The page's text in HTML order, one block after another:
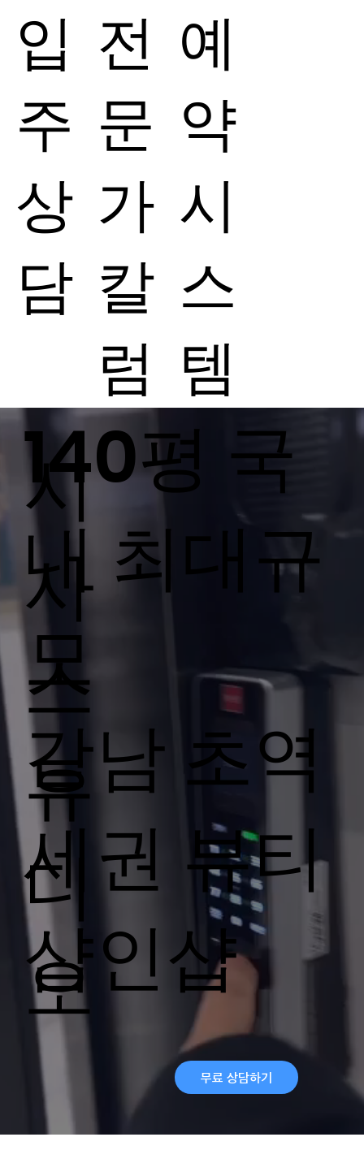
​140평 국
내 최대규
모
​강남 초역
세권 뷰티
샵인샵
시
사
스
튜
디
오
무료 상담하기
입
주
상
담
전
문
가
칼
럼
​예
약
시
스
템